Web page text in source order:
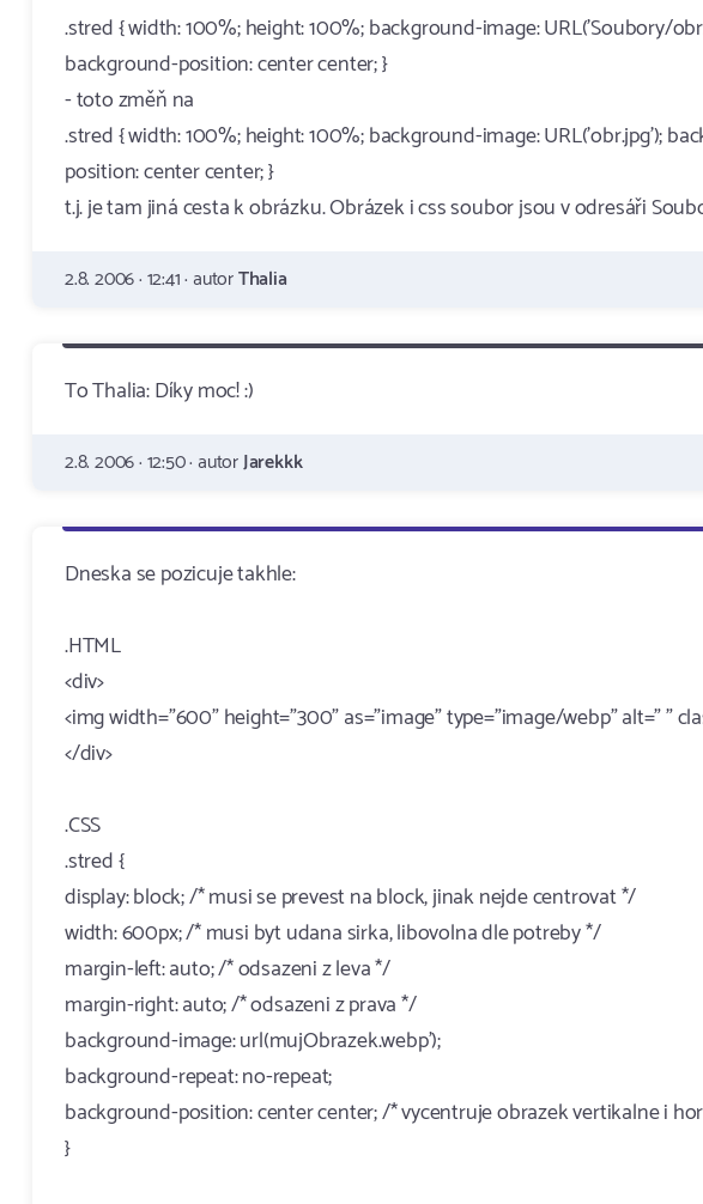
.stred { width: 100%; height: 100%; background-image: URL('Soubory/
background-position: center center; }
- toto změň na
.stred { width: 100%; height: 100%; background-image: URL('obr.jpg');
position: center center; }
t.j. je tam jiná cesta k obrázku. Obrázek i css soubor jsou v odresáři
2.8. 2006 · 12:41 · autorThalia
To Thalia: Díky moc! :)
2.8. 2006 · 12:50 · autorJarekkk
Dneska se pozicuje takhle:
.HTML
<div>
<img width="600" height="300" as="image" type="image/webp" alt=" "
</div>
.CSS
.stred {
display: block; /* musi se prevest na block, jinak nejde centrovat */
width: 600px; /* musi byt udana sirka, libovolna dle potreby */
margin-left: auto; /* odsazeni z leva */
margin-right: auto; /* odsazeni z prava */
background-image: url(mujObrazek.webp');
background-repeat: no-repeat;
background-position: center center; /* vycentruje obrazek vertikalne i
}